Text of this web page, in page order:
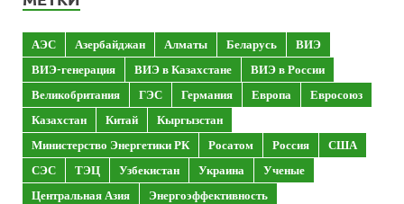
АЭС Азербайджан Алматы Беларусь
ВИЭ
ВИЭ-генерация
ВИЭ в Казахстане
ВИЭ в России
Великобритания
ГЭС Германия Европа
Евросоюз
Казахстан
Китай
Кыргызстан
Министерство Энергетики РК
Росатом Россия
США
СЭС
ТЭЦ Узбекистан Украина
Ученые
Центральная Азия
Энергоэффективность